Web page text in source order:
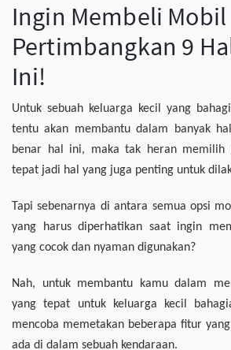
Ingin Membeli Mobil
Pertimbangkan 9
Ini!
Untuk sebuah keluarga kecil yang
tentu akan membantu dalam banyak
benar hal ini, maka tak heran memilih
tepat jadi hal yang juga penting untuk
Tapi sebenarnya di antara semua opsi
yang harus diperhatikan saat ingin
yang cocok dan nyaman digunakan?
Nah, untuk membantu kamu dalam
yang tepat untuk keluarga kecil
mencoba memetakan beberapa fitur yang
ada di dalam sebuah kendaraan.